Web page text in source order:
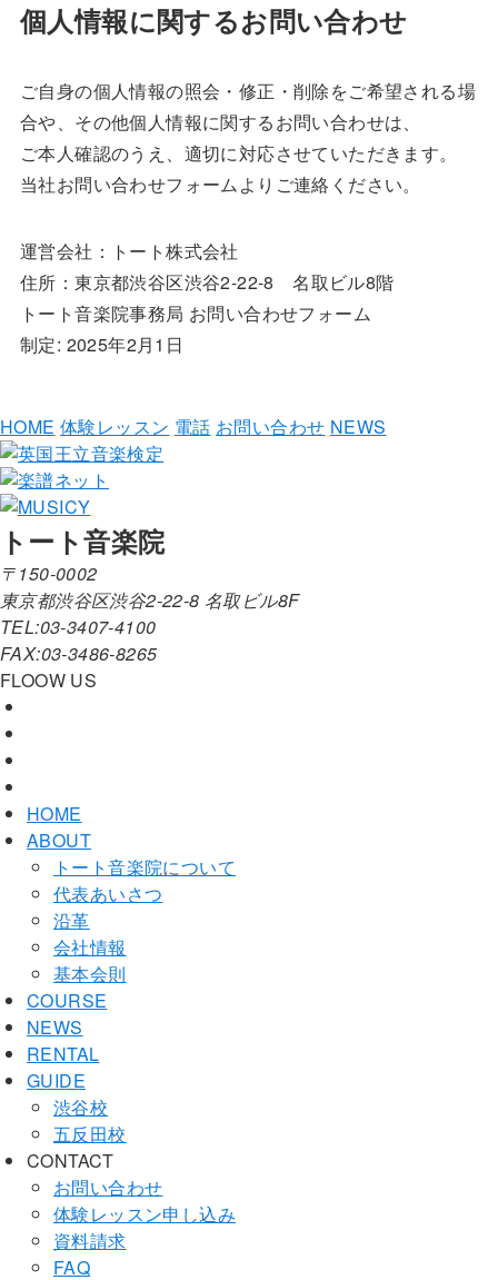
個人情報に関するお問い合わせ
ご自身の個人情報の照会・修正・削除をご希望される場
合や、その他個人情報に関するお問い合わせは、
ご本人確認のうえ、適切に対応させていただきます。
当社お問い合わせフォームよりご連絡ください。
運営会社：トート株式会社
住所：東京都渋谷区渋谷2-22-8 名取ビル8階
トート音楽院事務局 お問い合わせフォーム
制定: 2025年2月1日
HOME 体験レッスン 電話 お問い合わせ NEWS
トート音楽院
〒150-0002
東京都渋谷区渋谷2-22-8 名取ビル8F
TEL:03-3407-4100
FAX:03-3486-8265
FLOOW US
HOME
ABOUT
トート音楽院について
代表あいさつ
沿革
会社情報
基本会則
COURSE
NEWS
RENTAL
GUIDE
渋谷校
五反田校
CONTACT
お問い合わせ
体験レッスン申し込み
資料請求
FAQ